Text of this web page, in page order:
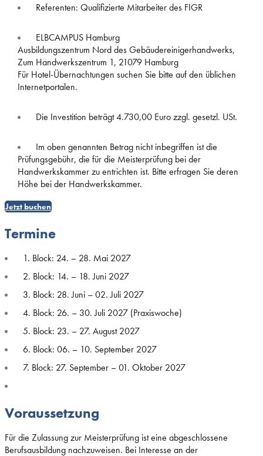
Referenten: Qualifizierte Mitarbeiter des FIGR
ELBCAMPUS Hamburg
Ausbildungszentrum Nord des Gebäudereinigerhandwerks,
Zum Handwerkszentrum 1, 21079 Hamburg
Für Hotel-Übernachtungen suchen Sie bitte auf den üblichen
Internetportalen.
Die Investition beträgt 4.730,00 Euro zzgl. gesetzl. USt.
Im oben genannten Betrag nicht inbegriffen ist die
Prüfungsgebühr, die für die Meisterprüfung bei der
Handwerkskammer zu entrichten ist. Bitte erfragen Sie deren
Höhe bei der Handwerkskammer.
Jetzt buchen
Termine
1. Block: 24. – 28. Mai 2027
2. Block: 14. – 18. Juni 2027
3. Block: 28. Juni – 02. Juli 2027
4. Block: 26. – 30. Juli 2027 (Praxiswoche)
5. Block: 23. – 27. August 2027
6. Block: 06. – 10. September 2027
7. Block: 27. September – 01. Oktober 2027
Voraussetzung
Für die Zulassung zur Meisterprüfung ist eine abgeschlossene
Berufsausbildung nachzuweisen. Bei Interesse an der